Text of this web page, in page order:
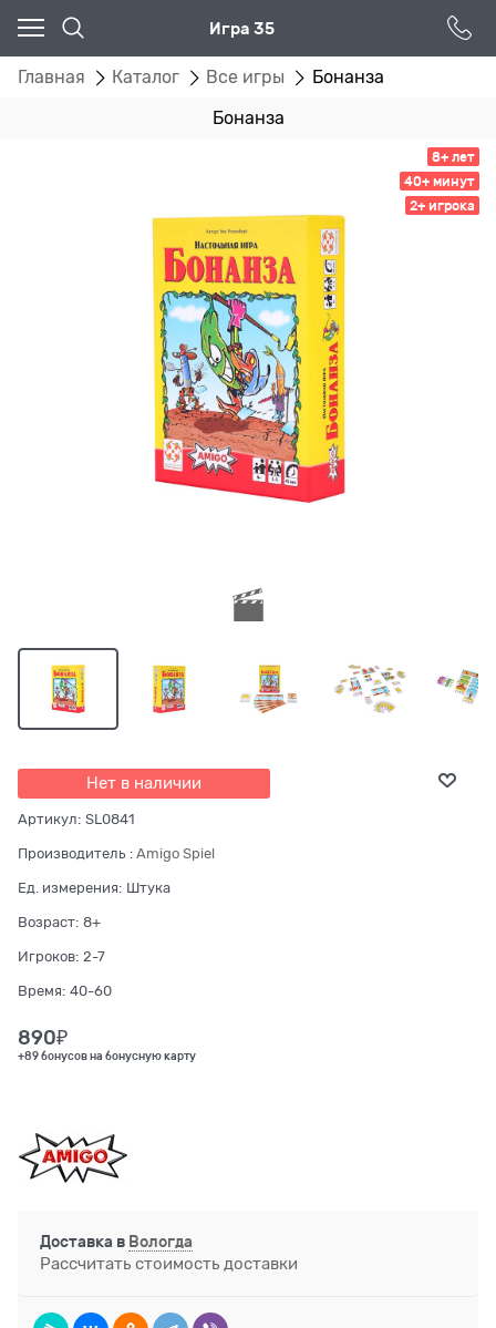
Игра 35
Главная Каталог Все игры Бонанза
Бонанза
8+ лет
40+ минут
2+ игрока
Нет в наличии
Артикул: SL0841
Производитель : Amigo Spiel
Ед. измерения: Штука
Возраст: 8+
Игроков: 2-7
Время: 40-60
890₽
+89 бонусов на бонусную карту
Доставка в Вологда
Рассчитать стоимость доставки